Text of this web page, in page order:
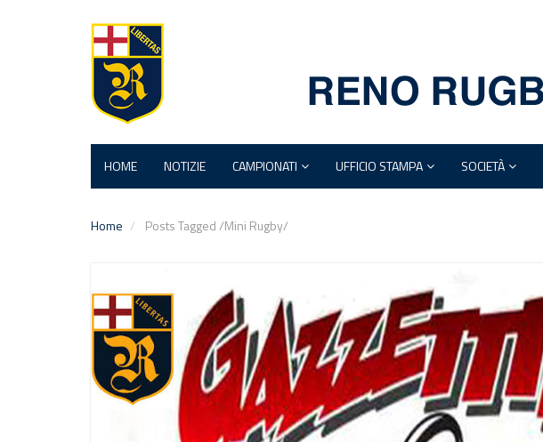
HOME NOTIZIE CAMPIONATI UFFICIO STAMPA SOCIETÀ
Home Posts Tagged/Mini Rugby/